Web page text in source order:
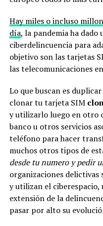
Hay miles o incluso
día, la pandemia ha dado
ciberdelincuencia para
objetivo son las tarjetas
las telecomunicaciones
Lo que buscan es
clonar tu tarjeta SIM
y utilizarlo luego en otro
banco u otros servicios
teléfono para hacer
muchos otros tipos de
desde tu numero y pedir
organizaciones delictivas
y utilizan el ciberespacio,
extensión de la
pasar por alto su